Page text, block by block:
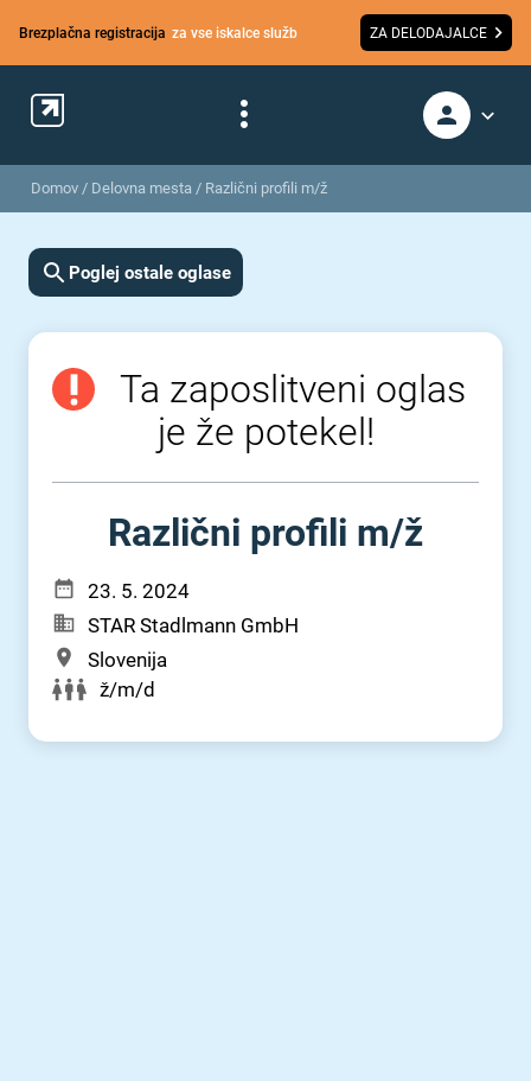
Brezplačna registracija za vse iskalce služb ZA DELODAJALCE
Domov / Delovna mesta / Različni profili m/ž
Poglej ostale oglase
Ta zaposlitveni oglas
je že potekel!
Različni profili m⁠/⁠ž
23. 5. 2024
STAR Stadlmann GmbH
Slovenija
ž/m/d